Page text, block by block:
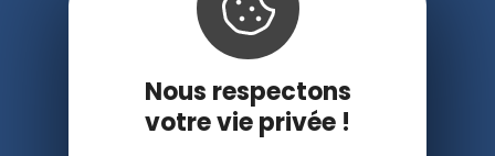
Nous respectons
votre vie privée !